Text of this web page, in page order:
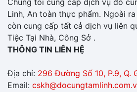
Linh, An toàn thực phẩm. Ngoài
còn cung cấp tất cả dịch vụ liên
Tiệc Tại Nhà, Công Sở .
THÔNG TIN LIÊN HỆ
Địa chỉ: 296 Đường Số 10, P.9, Q.
Email: